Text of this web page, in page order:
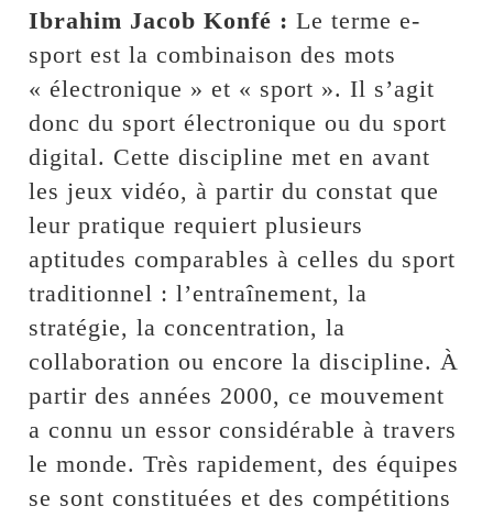
Ibrahim Jacob Konfé : Le terme e-
sport est la combinaison des mots
« électronique » et « sport ». Il s’agit
donc du sport électronique ou du sport
digital. Cette discipline met en avant
les jeux vidéo, à partir du constat que
leur pratique requiert plusieurs
aptitudes comparables à celles du sport
traditionnel : l’entraînement, la
stratégie, la concentration, la
collaboration ou encore la discipline. À
partir des années 2000, ce mouvement
a connu un essor considérable à travers
le monde. Très rapidement, des équipes
se sont constituées et des compétitions